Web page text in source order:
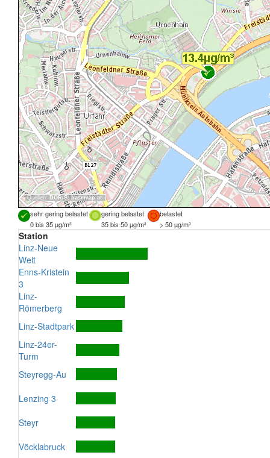
Quellen: DORIS,basemap.at
sehr gering belastet gering belastet
belastet
0 bis 35 µg/m³
35 bis 50 µg/m³ > 50 µg/m³
Station
Linz-Neue
Welt
Enns-Kristein
3
Linz-
Römerberg
Linz-Stadtpark
Linz-24er-
Turm
Steyregg-Au
Lenzing 3
Steyr
Vöcklabruck